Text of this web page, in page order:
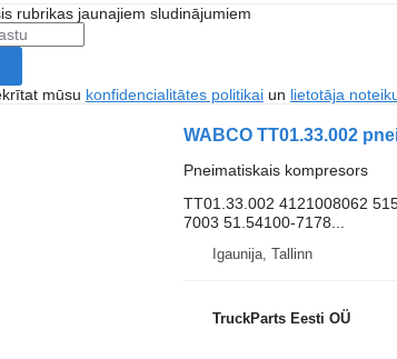
rubrikas jaunajiem sludinājumiem
mūsu konfidencialitātes politikaiun lietotāja
Pneimatiskais kompresors
TT01.33.002 4121008062
7003 51.54100-7178...
Igaunija, Tallinn
TruckParts Eesti OÜ